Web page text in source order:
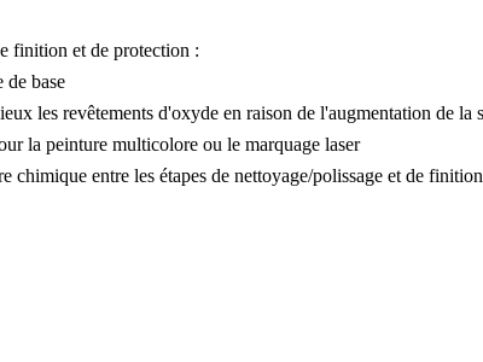
finition et de protection :
base
les revêtements d'oxyde en raison de l'augmentation de la
la peinture multicolore ou le marquage laser
chimique entre les étapes de nettoyage/polissage et de